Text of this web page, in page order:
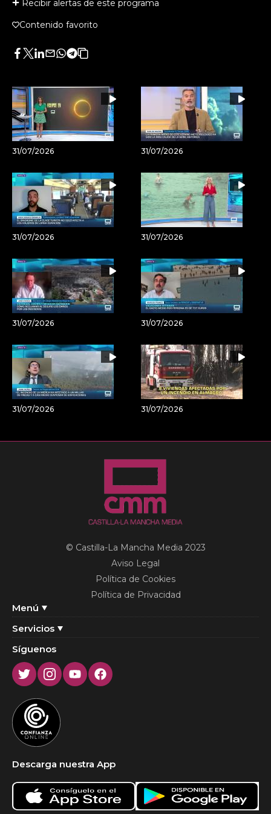
Recibir alertas de este programa
Contenido favorito
Facebook
Twitter
LinkedIn
Enviar
Whatsapp
Telegram
Copiar
artículo
31/07/2026 31/07/2026
31/07/2026 31/07/2026
31/07/2026 31/07/2026
31/07/2026 31/07/2026
Menú
Servicios
© Castilla-La Mancha Media 2023
Aviso Legal
Política de Cookies
Política de Privacidad
Síguenos
TwitterInstagram
YoutubeFacebook
Descarga nuestra App